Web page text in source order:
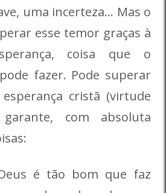
uma incerteza… Mas o
esse temor graças à
coisa que o
fazer. Pode superar
cristã (virtude
com absoluta
é tão bom que faz